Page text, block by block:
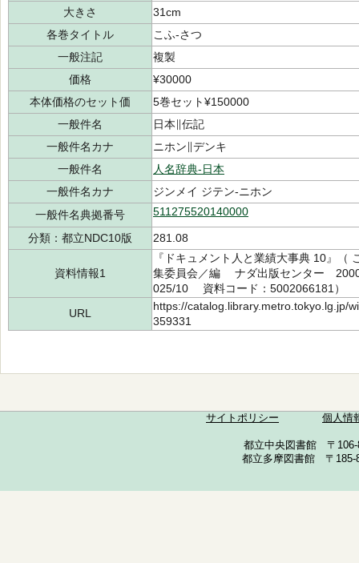
大きさ
31cm
各巻タイトル
こふ-さつ
一般注記
複製
価格
¥30000
本体価格のセット価
5巻セット¥150000
一般件名
日本∥伝記
一般件名カナ
ニホン∥デンキ
一般件名
人名辞典-日本
一般件名カナ
ジンメイ ジテン-ニホン
一般件名典拠番号
511275520140000
分類：都立NDC10版 281.08
資料情報1
『ドキュメント人と業績大事典 10』
集委員会／編 ナダ出版センター
025/10 資料コード：5002066181）
URL
https://catalog.library.metro.tokyo.lg.jp/
359331
サイトポリシー 個人情
都立中央図書館 〒
都立多摩図書館 〒185-